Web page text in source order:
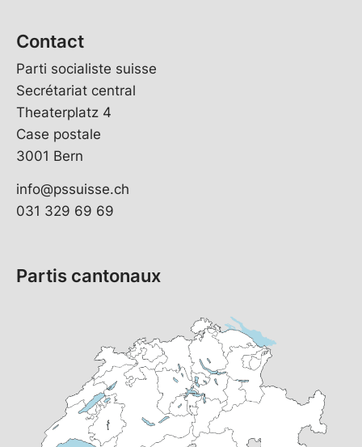
Contact
Parti socialiste suisse
Secrétariat central
Theaterplatz 4
Case postale
3001 Bern
info@pssuisse.ch
031 329 69 69
Partis cantonaux